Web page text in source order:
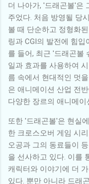
더 나아가, '드래곤볼'은
주었다. 처음 방영될 당
볼 때 단순하고 정형화
링과 CGI의 발전에 힘
를 들어, 최근 '드래곤볼
일과 효과를 사용하여
름 속에서 현대적인 멋
은 애니메이션 산업 전
다양한 장르의 애니메이
또한 '드래곤볼'은 현실
한 크로스오버 게임 시
오공과 그의 동료들이
을 선사하고 있다. 이를
캐릭터와 이야기에 더
있다. 뿐만 아니라 드래